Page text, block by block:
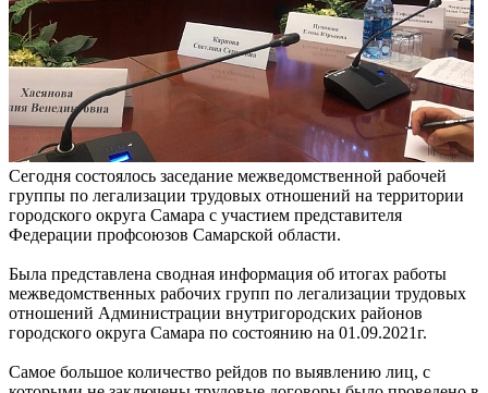
Сегодня состоялось заседание межведомственной рабочей
группы по легализации трудовых отношений на территории
городского округа Самара с участием представителя
Федерации профсоюзов Самарской области.
Была представлена сводная информация об итогах работы
межведомственных рабочих групп по легализации трудовых
отношений Администрации внутригородских районов
городского округа Самара по состоянию на 01.09.2021г.
Самое большое количество рейдов по выявлению лиц, с